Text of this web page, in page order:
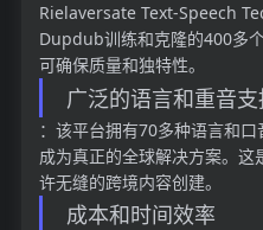
Rielaversate Text-Speech
Dupdub训练和克隆的400多
可确保质量和独特性。
广泛的语言和重音
：该平台拥有70多种语言和
成为真正的全球解决方案。
许无缝的跨境内容创建。
成本和时间效率